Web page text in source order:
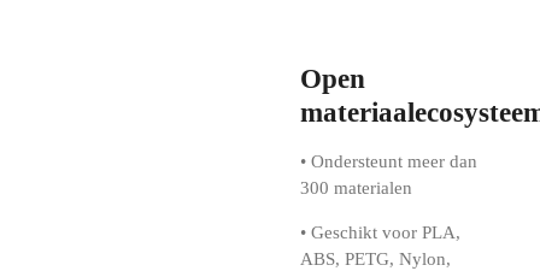
Open
• Ondersteunt meer dan
300 materialen
• Geschikt voor PLA,
ABS, PETG, Nylon,